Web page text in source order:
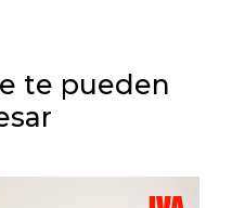
te pueden